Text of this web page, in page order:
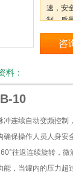
速，安
制、质
咨
料：
10
连续自动变频控
保操作人员人身
往返连续旋转，
，当罐内的压力